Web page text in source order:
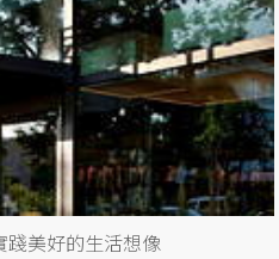
踐美好的生活想像